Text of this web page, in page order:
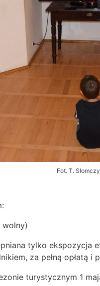
Fot. T.
wolny)
tylko ekspozycja
za pełną opłatą i
turystycznym 1